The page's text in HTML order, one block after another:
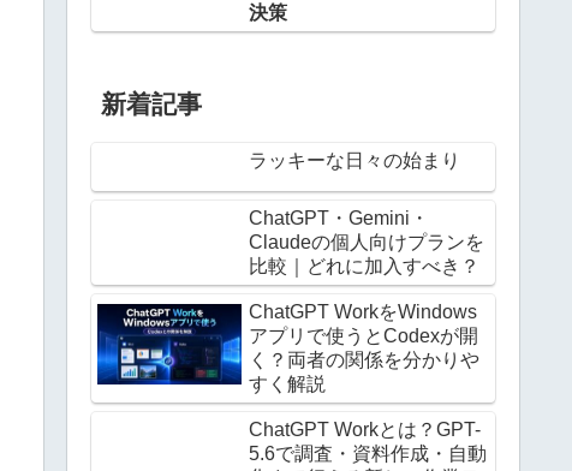
決策
新着記事
ラッキーな日々の始まり
ChatGPT・Gemini・
Claudeの個人向けプランを
比較｜どれに加入すべき？
ChatGPT WorkをWindows
アプリで使うとCodexが開
く？両者の関係を分かりや
すく解説
ChatGPT Workとは？GPT-
5.6で調査・資料作成・自動